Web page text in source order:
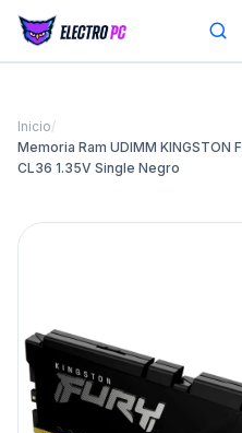
Inicio/
Memoria Ram UDIMM KINGSTON
CL36 1.35V Single Negro